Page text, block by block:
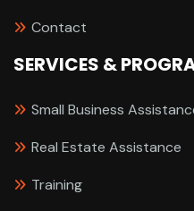
Contact
SERVICES &
Small Business
Real Estate Assistance
Training